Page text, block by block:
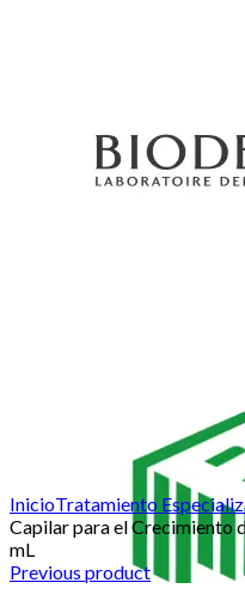
Click para agrandar
InicioTratamiento
Capilar para el Crecimiento
mL
Previous product